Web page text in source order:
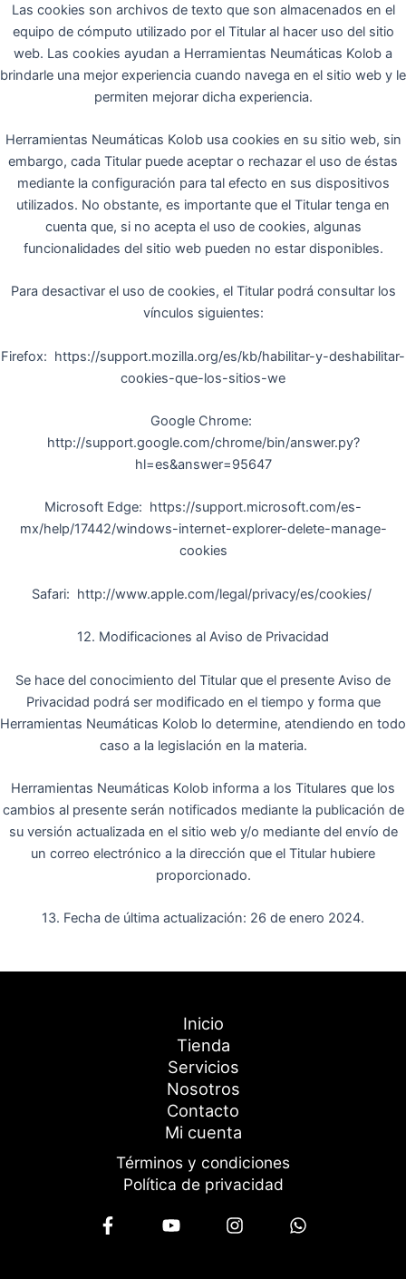
Las cookies son archivos de texto que son almacenados en el
equipo de cómputo utilizado por el Titular al hacer uso del sitio
web. Las cookies ayudan a Herramientas Neumáticas Kolob a
brindarle una mejor experiencia cuando navega en el sitio web y le
permiten mejorar dicha experiencia.
Herramientas Neumáticas Kolob usa cookies en su sitio web, sin
embargo, cada Titular puede aceptar o rechazar el uso de éstas
mediante la configuración para tal efecto en sus dispositivos
utilizados. No obstante, es importante que el Titular tenga en
cuenta que, si no acepta el uso de cookies, algunas
funcionalidades del sitio web pueden no estar disponibles.
Para desactivar el uso de cookies, el Titular podrá consultar los
vínculos siguientes:
Firefox: https://support.mozilla.org/es/kb/habilitar-y-deshabilitar-
cookies-que-los-sitios-we
Google Chrome:
http://support.google.com/chrome/bin/answer.py?
hl=es&answer=95647
Microsoft Edge: https://support.microsoft.com/es-
mx/help/17442/windows-internet-explorer-delete-manage-
cookies
Safari: http://www.apple.com/legal/privacy/es/cookies/
12. Modificaciones al Aviso de Privacidad
Se hace del conocimiento del Titular que el presente Aviso de
Privacidad podrá ser modificado en el tiempo y forma que
Herramientas Neumáticas Kolob lo determine, atendiendo en todo
caso a la legislación en la materia.
Herramientas Neumáticas Kolob informa a los Titulares que los
cambios al presente serán notificados mediante la publicación de
su versión actualizada en el sitio web y/o mediante del envío de
un correo electrónico a la dirección que el Titular hubiere
proporcionado.
13. Fecha de última actualización: 26 de enero 2024.
Inicio
Tienda
Servicios
Nosotros
Contacto
Mi cuenta
Términos y condiciones
Política de privacidad